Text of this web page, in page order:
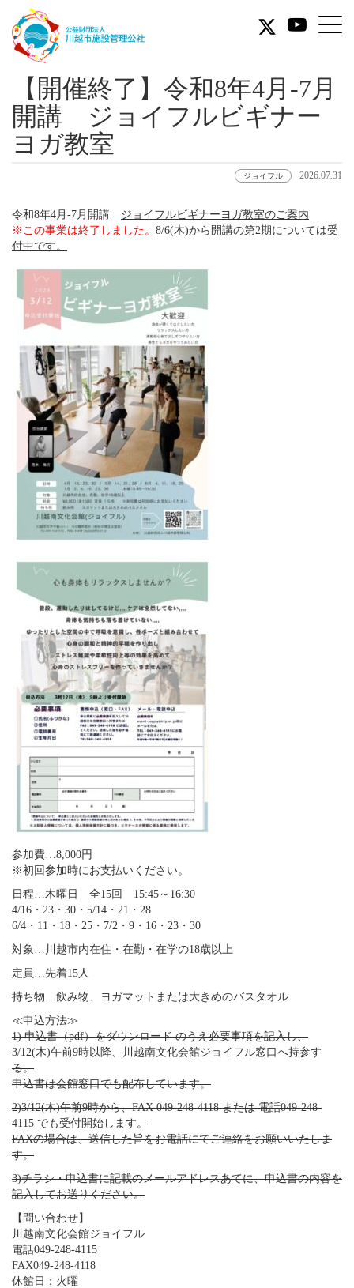
公
益
財
団
法
川
越
市
施
設
管
理
公
社
川
越
市
施
管
理
公
の
オ
フ
ィ
シ
ャ
ル
ト
で
す
【開催終了】令和8年4月-7月
開講 ジョイフルビギナー
ヨガ教室
ジョイフル 2026.07.31
令和8年4月-7月開講 ジョイフルビギナーヨガ教室のご案内
※この事業は終了しました。 8/6(木)から開講の第2期については受
付中です。
参加費…8,000円
※初回参加時にお支払いください。
日程…木曜日 全15回 15:45～16:30
4/16・23・30・5/14・21・28
6/4・11・18・25・7/2・9・16・23・30
対象…川越市内在住・在勤・在学の18歳以上
定員…先着15人
持ち物…飲み物、ヨガマットまたは大きめのバスタオル
≪申込方法≫
1) 申込書（pdf）をダウンロード のうえ必要事項を記入し、
3/12(木)午前9時以降、川越南文化会館ジョイフル窓口へ持参す
る。
申込書は会館窓口でも配布しています。
2)3/12(木)午前9時から、FAX 049-248-4118 または 電話049-248-
4115 でも受付開始します。
FAXの場合は、送信した旨をお電話にてご連絡をお願いいたしま
す。
3)チラシ・申込書に記載のメールアドレスあてに、申込書の内容を
記入してお送りください。
【問い合わせ】
川越南文化会館ジョイフル
電話049-248-4115
FAX049-248-4118
休館日：火曜